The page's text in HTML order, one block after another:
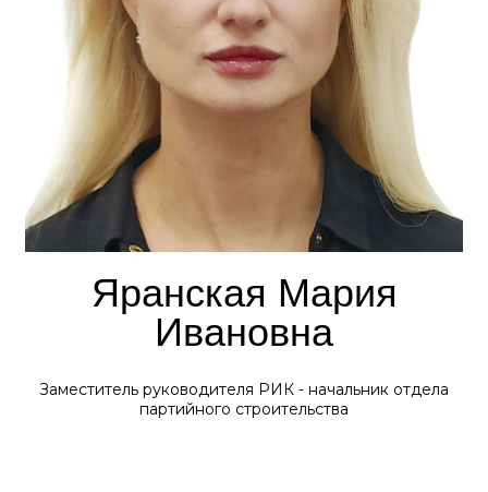
Яранская Мария
Ивановна
Заместитель руководителя РИК - начальник отдела
партийного строительства